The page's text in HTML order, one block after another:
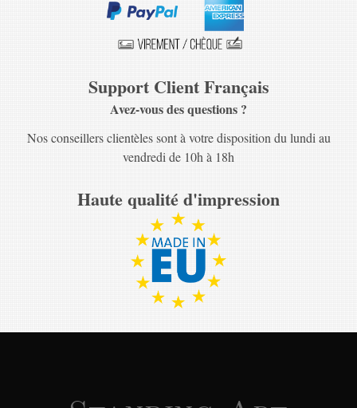
Support Client Français
Avez-vous des questions ?
Nos conseillers clientèles sont à votre disposition du lundi au
vendredi de 10h à 18h
Haute qualité d'impression